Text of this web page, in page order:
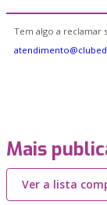
Tem algo a reclamar
Mais
Ver a lista